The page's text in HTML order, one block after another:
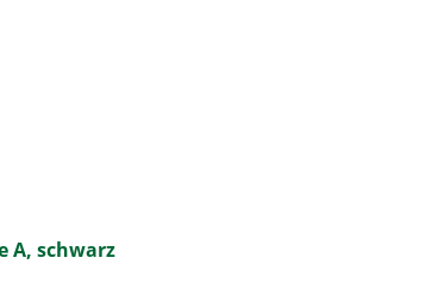
A, schwarz